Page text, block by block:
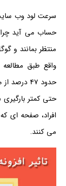
سرعت لود وب
حساب می آید چرا
می كنند.